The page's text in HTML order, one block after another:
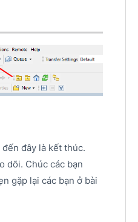
đây là kết thúc.
dõi. Chúc các bạn
gặp lại các bạn ở bài